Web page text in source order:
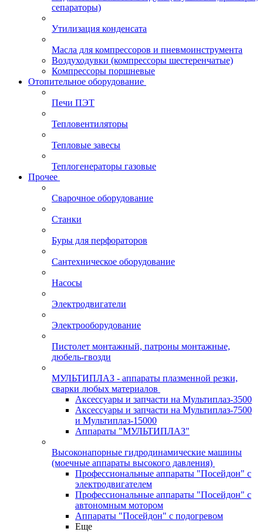
сепараторы)
Утилизация конденсата
Масла для компрессоров и пневмоинструмента
Воздуходувки (компрессоры шестеренчатые)
Компрессоры поршневые
Отопительное оборудование
Печи ПЭТ
Тепловентиляторы
Тепловые завесы
Теплогенераторы газовые
Прочее
Сварочное оборудование
Станки
Буры для перфораторов
Сантехническое оборудование
Насосы
Электродвигатели
Электрооборудование
Пистолет монтажный, патроны монтажные,
дюбель-гвозди
МУЛЬТИПЛАЗ - аппараты плазменной резки,
сварки любых материалов
Аксессуары и запчасти на Мультиплаз-3500
Аксессуары и запчасти на Мультиплаз-7500
и Мультиплаз-15000
Аппараты "МУЛЬТИПЛАЗ"
Высоконапорные гидродинамические машины
(моечные аппараты высокого давления)
Профессиональные аппараты "Посейдон" с
электродвигателем
Профессиональные аппараты "Посейдон" с
автономным мотором
Аппараты "Посейдон" с подогревом
Еще